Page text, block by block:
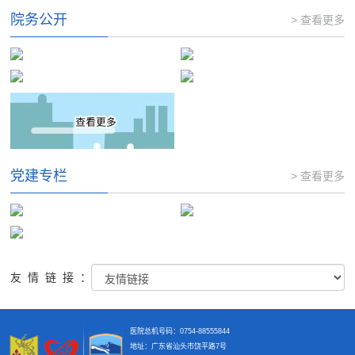
院务公开 > 查看更多
党建专栏 > 查看更多
友情链接：
医院总机号码：0754-88555844
地址：广东省汕头市饶平路7号